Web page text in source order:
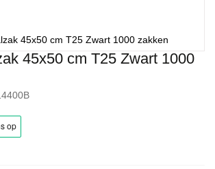
45x50 cm T25 Zwart 1000
45x50 cm T25 Zwart 1000 zakken